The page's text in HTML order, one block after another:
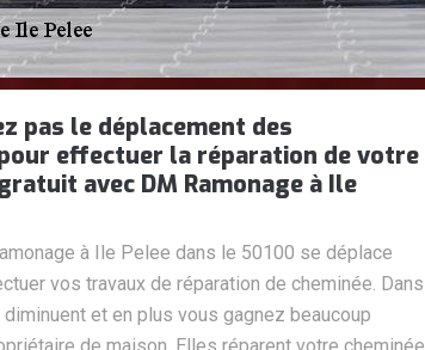
pas le déplacement des
effectuer la réparation de votre
avec DM Ramonage à Ile
à Ile Pelee dans le 50100 se déplace
vos travaux de réparation de cheminée. Dans
et en plus vous gagnez beaucoup